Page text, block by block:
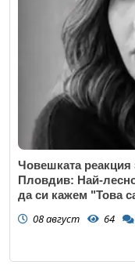
Човешката
Пловдив: Най-
да си кажем "Това
08 август 64